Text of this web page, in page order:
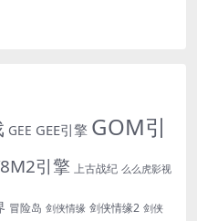
GEE GEE引擎 GOM引
引擎 上古战纪 么么虎影视
冒险岛 剑侠情缘 剑侠情缘2 剑侠